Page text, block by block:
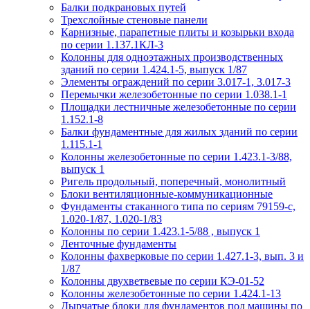
Балки подкрановых путей
Трехслойные стеновые панели
Карнизные, парапетные плиты и козырьки входа
по серии 1.137.1КЛ-3
Колонны для одноэтажных производственных
зданий по серии 1.424.1-5, выпуск 1/87
Элементы ограждений по серии 3.017-1, 3.017-3
Перемычки железобетонные по серии 1.038.1-1
Площадки лестничные железобетонные по серии
1.152.1-8
Балки фундаментные для жилых зданий по серии
1.115.1-1
Колонны железобетонные по серии 1.423.1-3/88,
выпуск 1
Ригель продольный, поперечный, монолитный
Блоки вентиляционные-коммуникационные
Фундаменты стаканного типа по сериям 79159-с,
1.020-1/87, 1.020-1/83
Колонны по серии 1.423.1-5/88 , выпуск 1
Ленточные фундаменты
Колонны фахверковые по серии 1.427.1-3, вып. 3 и
1/87
Колонны двухветвевые по серии КЭ-01-52
Колонны железобетонные по серии 1.424.1-13
Дырчатые блоки для фундаментов под машины по